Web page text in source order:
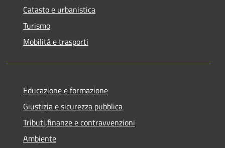
Catasto e urbanistica
Turismo
Mobilità e trasporti
Educazione e formazione
Giustizia e sicurezza pubblica
Tributi,finanze e contravvenzioni
Ambiente